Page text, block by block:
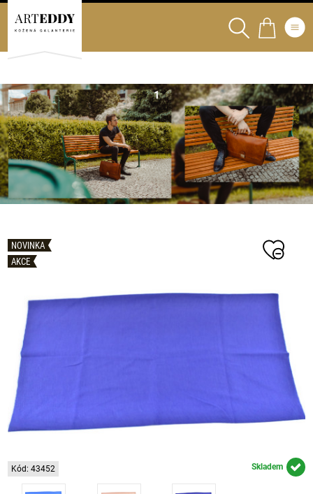
NOVINKA
AKCE
Kód: 43452 Skladem